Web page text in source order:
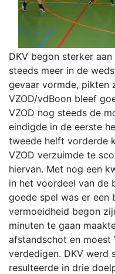
DKV begon sterker
steeds meer in de
gevaar vormde, pikten
VZOD/vdBoon bleef
VZOD nog steeds de
eindigde in de eerste
tweede helft vorderde
VZOD verzuimde te
hiervan. Met nog een
in het voordeel van de
goede spel was er een
vermoeidheid begon
minuten te gaan
afstandschot en moest
verdedigen. DKV werd
resulteerde in drie